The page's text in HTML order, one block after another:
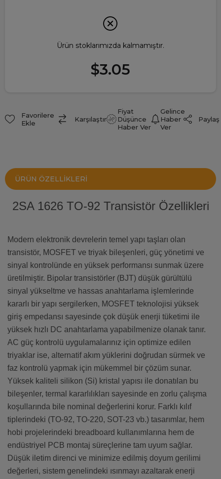
Ürün stoklarımızda kalmamıştır.
$3.05
Favorilere
Ekle
Karşılaştır
Fiyat
Düşünce
Haber Ver
Gelince
Haber
Ver
Paylaş
ÜRÜN ÖZELLIKLERI
2SA 1626 TO-92 Transistör Özellikleri
Modern elektronik devrelerin temel yapı taşları olan
transistör, MOSFET ve triyak bileşenleri, güç yönetimi ve
sinyal kontrolünde en yüksek performansı sunmak üzere
üretilmiştir. Bipolar transistörler (BJT) düşük gürültülü
sinyal yükseltme ve hassas anahtarlama işlemlerinde
kararlı bir yapı sergilerken, MOSFET teknolojisi yüksek
giriş empedansı sayesinde çok düşük enerji tüketimi ile
yüksek hızlı DC anahtarlama yapabilmenize olanak tanır.
AC güç kontrolü uygulamalarınız için optimize edilen
triyaklar ise, alternatif akım yüklerini doğrudan sürmek ve
faz kontrolü yapmak için mükemmel bir çözüm sunar.
Yüksek kaliteli silikon (Si) kristal yapısı ile donatılan bu
bileşenler, termal kararlılıkları sayesinde en zorlu çalışma
koşullarında bile nominal değerlerini korur. Farklı kılıf
tiplerindeki (TO-92, TO-220, SOT-23 vb.) tasarımlar, hem
hobi projelerindeki breadboard kullanımlarına hem de
endüstriyel PCB montaj süreçlerine tam uyum sağlar.
Düşük iletim direnci ve minimize edilmiş doyum gerilimi
değerleri, sistem genelindeki ısınmayı azaltarak enerji